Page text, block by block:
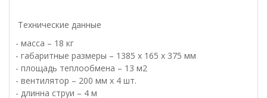
Технические данные
- масса – 18 кг
- габаритные размеры – 1385 х 165 х 375 мм
- площадь теплообмена – 13 м2
- вентилятор – 200 мм х 4 шт.
- длинна струи – 4 м